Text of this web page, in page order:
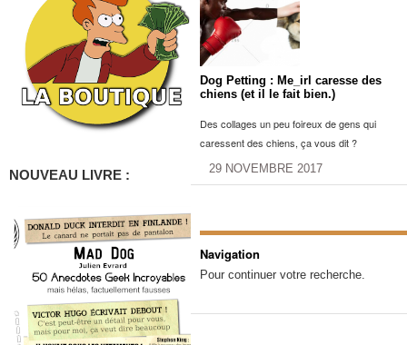
NOUVEAU LIVRE :
Dog Petting : Me_irl caresse des
chiens (et il le fait bien.)
Des collages un peu foireux de gens qui
caressent des chiens, ça vous dit ?
29 NOVEMBRE 2017
Navigation
Pour continuer votre recherche.